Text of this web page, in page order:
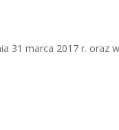
31 marca 2017 r. oraz